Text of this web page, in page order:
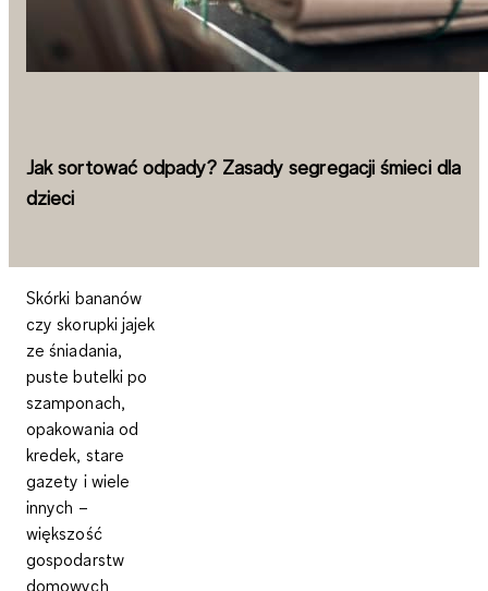
Jak sortować odpady? Zasady segregacji śmieci dla
dzieci
Skórki bananów
czy skorupki jajek
ze śniadania,
puste butelki po
szamponach,
opakowania od
kredek, stare
gazety i wiele
innych –
większość
gospodarstw
domowych